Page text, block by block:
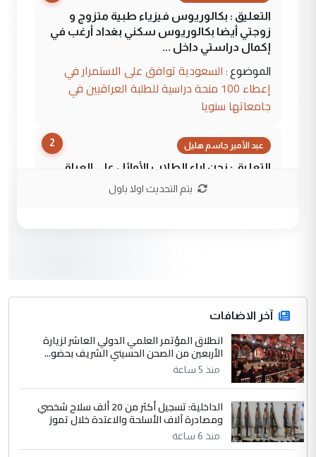
التعليق : بكالوريوس فيزياء طبية متزوج و
زوجتي أيضا بكالوريوس سكني بغداد أرغب في
إكمال دراستي داخل ...
الموضوع : السعودية توافق على الاستمرار في
إعطاء 100 منحة دراسية للطلبة العراقيين في
جامعاتها سنويا
2 عبد الأمير جاسم هليل
التعليق : نحن اباء الطلاب الأوائل على العراق
نتشرف بلقاء السيد احمد الصافي في العتبات
التعليق : قرار مستعجل جدا ولامصلحة فيه
للوزاره ولا للمواطن القرار الصائب يكون بعد
الاستماع للمدير ومغرفة ...
الموضوع :
وزير الصحة يعفي مدير مستشفى الكرخ
العام في بغداد
4 سردار
التعليق : واحد من عصابة علي ماما يسقط
جنسية الرافد الثالث للعراق ومن اصول عريقة
يتم التحديث اولا باول
آخر الاضافات
انطلاق المؤتمر العلمي الدولي العاشر لزيارة
الأربعين من الصحن الحسيني الشريف بحضو...
منذ 5 ساعة
الداخلية: تسجيل أكثر من 20 ألف سلاح شخصي
ومصادرة آلاف الأسلحة والاعتدة خلال تموز
منذ 6 ساعة